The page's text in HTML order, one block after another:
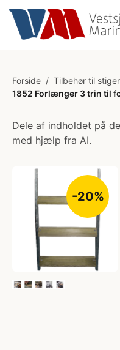
Forside / Tilbehør til stiger
1852 Forlænger 3 trin til
Dele af indholdet på
med hjælp fra AI.
-20%